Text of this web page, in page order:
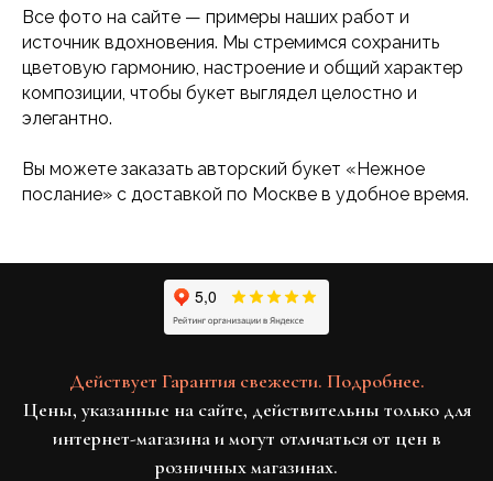
Все фото на сайте — примеры наших работ и
источник вдохновения. Мы стремимся сохранить
цветовую гармонию, настроение и общий характер
композиции, чтобы букет выглядел целостно и
элегантно.
Вы можете заказать авторский букет «Нежное
послание» с доставкой по Москве в удобное время.
Действует Гарантия свежести. Подробнее.
Цены, указанные на сайте, действительны только для
интернет-магазина и могут отличаться от цен в
розничных магазинах.